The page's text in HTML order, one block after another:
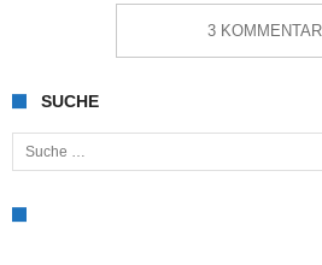
3
SUCHE
Suche nach: